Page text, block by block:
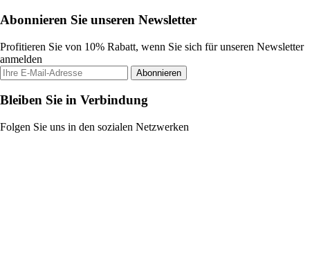
Abonnieren Sie unseren Newsletter
Profitieren Sie von 10% Rabatt, wenn Sie sich für unseren Newsletter
anmelden
Abonnieren
Bleiben Sie in Verbindung
Folgen Sie uns in den sozialen Netzwerken